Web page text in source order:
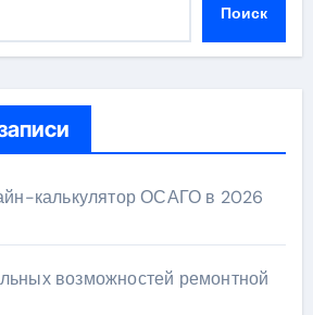
Поиск
калькулятор ОСАГО в 2026
возможностей ремонтной